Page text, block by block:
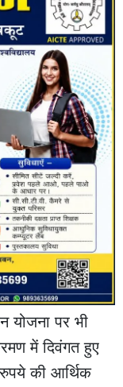
योजना पर भी
में दिवंगत हुए
की आर्थिक